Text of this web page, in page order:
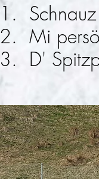
1.
2. Mi
3. D'